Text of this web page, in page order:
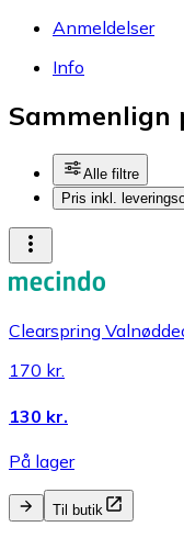
Anmeldelser
Info
Sammenlign
Alle filtre
Pris inkl.
Clearspring
170 kr.
130 kr.
På lager
Til butik